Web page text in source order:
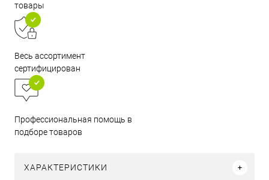
товары
Весь ассортимент
сертифицирован
Профессиональная помощь в
подборе товаров
ХАРАКТЕРИСТИКИ